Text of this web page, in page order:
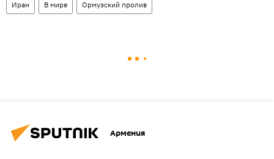
Иран В мире Ормузский пролив
Армения